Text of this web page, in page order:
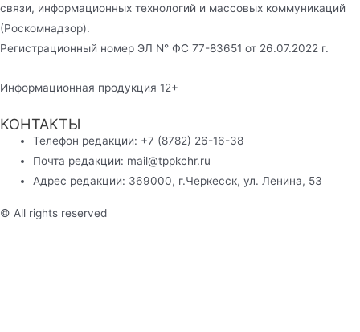
связи, информационных технологий и массовых коммуникаций
(Роскомнадзор).
Регистрационный номер ЭЛ N° ФС 77-83651 от 26.07.2022 г.
Информационная продукция 12+
КОНТАКТЫ
Телефон редакции: +7 (8782) 26-16-38
Почта редакции: mail@tppkchr.ru
Адрес редакции: 369000, г.Черкесск, ул. Ленина, 53
© All rights reserved